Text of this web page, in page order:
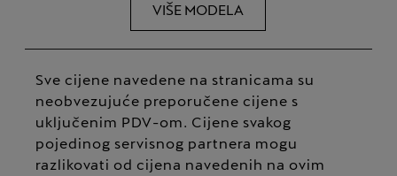
VIŠE MODELA
Sve cijene navedene na stranicama su
neobvezujuće preporučene cijene s
uključenim PDV-om. Cijene svakog
pojedinog servisnog partnera mogu
razlikovati od cijena navedenih na ovim